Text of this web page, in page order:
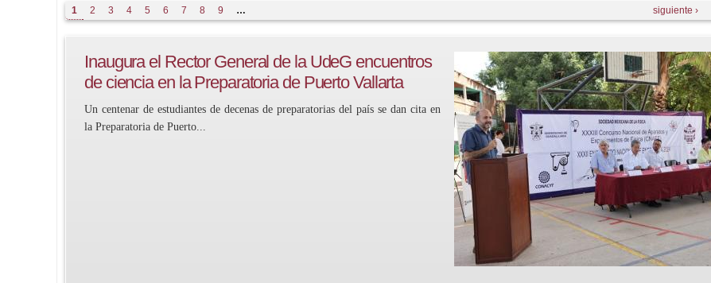
Páginas
1 2 3 4 5 6 7 8 9 … siguiente ›
Inaugura el Rector General de la UdeG encuentros
de ciencia en la Preparatoria de Puerto Vallarta
Un centenar de estudiantes de decenas de preparatorias del país se dan cita en
la Preparatoria de Puerto...